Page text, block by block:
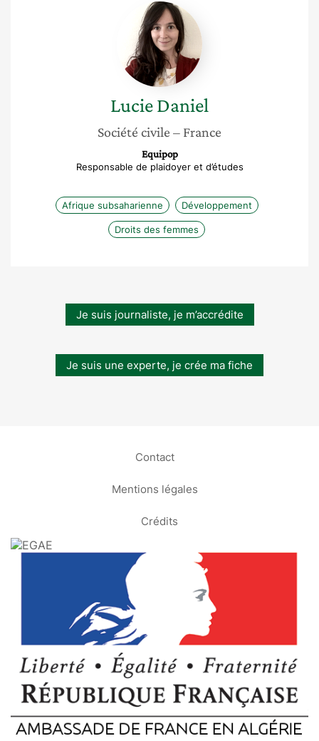
Lucie
Daniel
LucieDaniel
Société civile – France
Equipop
Responsable de plaidoyer et d’études
Afrique subsaharienne Développement
Droits des femmes
Je suis journaliste, je m’accrédite
Je suis une experte, je crée ma fiche
Contact
Mentions légales
Crédits